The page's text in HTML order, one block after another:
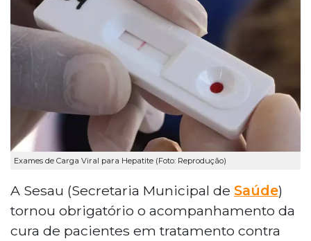
Exames de Carga Viral para Hepatite (Foto: Reprodução)
A Sesau (Secretaria Municipal de Saúde)
tornou obrigatório o acompanhamento da
cura de pacientes em tratamento contra